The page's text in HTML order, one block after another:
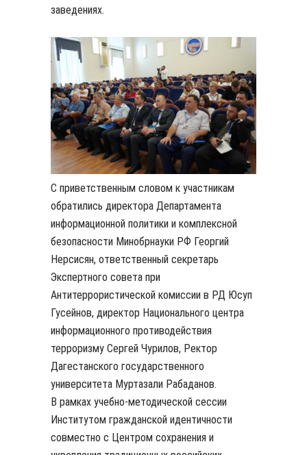
заведениях.
С приветственным словом к участникам
обратились директора Департамента
информационной политики и комплексной
безопасности Минобрнауки РФ Георгий
Нерсисян, ответственный секретарь
Экспертного совета при
Антитеррористической комиссии в РД Юсуп
Гусейнов, директор Национального центра
информационного противодействия
терроризму Сергей Чурилов, Ректор
Дагестанского государственного
университета Муртазали Рабаданов.
В рамках учебно-методической сессии
Институтом гражданской идентичности
совместно с Центром сохранения и